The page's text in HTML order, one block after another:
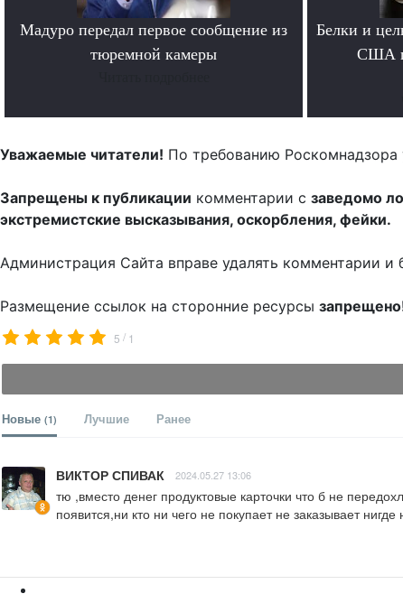
Мадуро передал первое сообщение из
тюремной камеры
Белки и
США
Уважаемые читатели! По требованию Роскомнадзора
Запрещены к публикации комментарии с заведомо
экстремистские высказывания, оскорбления, фейки.
Администрация Сайта вправе удалять комментарии и
Размещение ссылок на сторонние ресурсы
5 / 1
Новые (1) Лучшие Ранее
ВИКТОР СПИВАК 2024.05.27 13:06
тю ,вместо денег продуктовые карточки что б не
появится,ни кто ни чего не покупает не заказывает